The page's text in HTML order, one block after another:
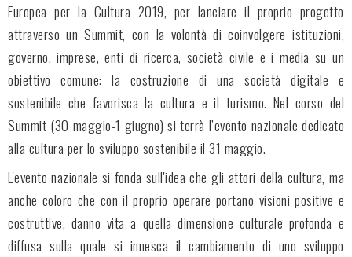
Europea per la Cultura 2019, per lanciare il proprio progetto
attraverso un Summit, con la volontà di coinvolgere istituzioni,
governo, imprese, enti di ricerca, società civile e i media su un
obiettivo comune: la costruzione di una società digitale e
sostenibile che favorisca la cultura e il turismo. Nel corso del
Summit (30 maggio-1 giugno) si terrà l’evento nazionale dedicato
alla cultura per lo sviluppo sostenibile il 31 maggio.
L'evento nazionale si fonda sull'idea che gli attori della cultura, ma
anche coloro che con il proprio operare portano visioni positive e
costruttive, danno vita a quella dimensione culturale profonda e
diffusa sulla quale si innesca il cambiamento di uno sviluppo